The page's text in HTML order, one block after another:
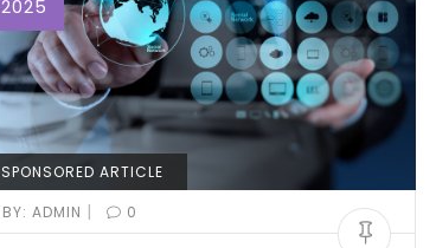
2025
SPONSORED ARTICLE
BY: ADMIN | 0